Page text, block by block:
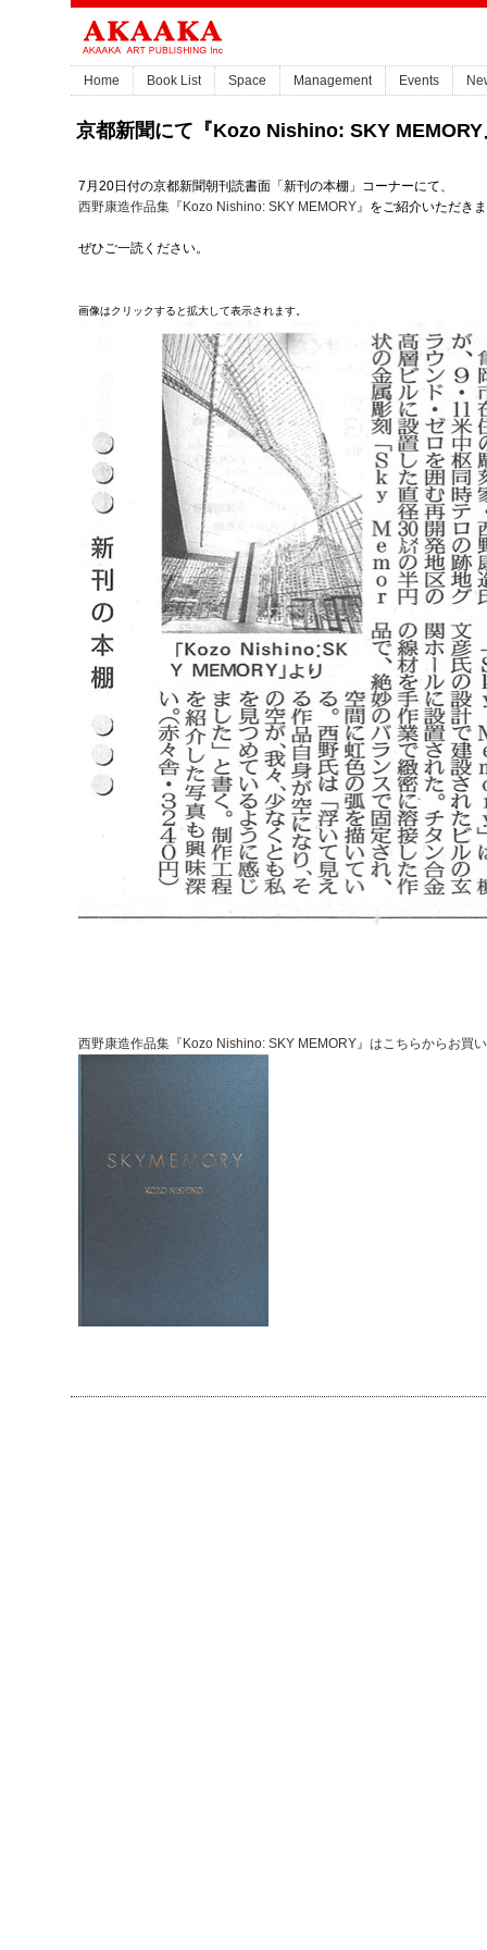
Home Book List Space Management Events
京都新聞にて『Kozo Nishino: SKY
7月20日付の京都新聞朝刊読書面「新刊の本棚」コーナーにて、
西野康造作品集『Kozo Nishino: SKY MEMORY』 をご紹介いただき
ぜひご一読ください。
画像はクリックすると拡大して表示されます。
西野康造作品集『Kozo Nishino: SKY MEMORY』はこちらからお買